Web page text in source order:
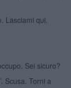
Lasciami qui.
Sei sicuro?
Scusa. Torni a